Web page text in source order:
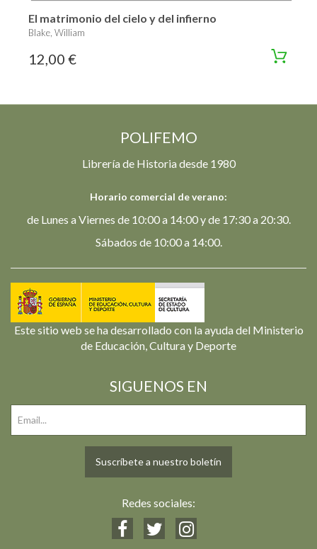
El matrimonio del cielo y del infierno
Blake, William
12,00 €
POLIFEMO
Librería de Historia desde 1980
Horario comercial de verano:
de Lunes a Viernes de 10:00 a 14:00 y de 17:30 a 20:30.
Sábados de 10:00 a 14:00.
Este sitio web se ha desarrollado con la ayuda del Ministerio
de Educación, Cultura y Deporte
SIGUENOS EN
Suscríbete a nuestro boletín
Redes sociales: